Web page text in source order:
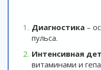
Диагностика –
пульса.
Интенсивная
витаминами и